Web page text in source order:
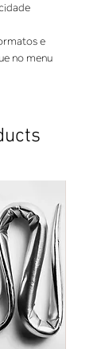
e
no menu